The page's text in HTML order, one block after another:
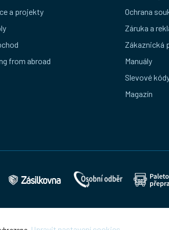
a projekty
from abroad
Ochrana
Záruka a
Zákaznická
Manuály
Slevové
Magazín